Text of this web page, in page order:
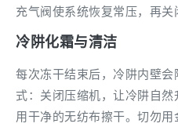
充气阀使系统恢复常压，再关
冷阱化霜与清洁
每次冻干结束后，冷阱内壁
式：关闭压缩机，让冷阱自
用干净的无纺布擦干。切勿